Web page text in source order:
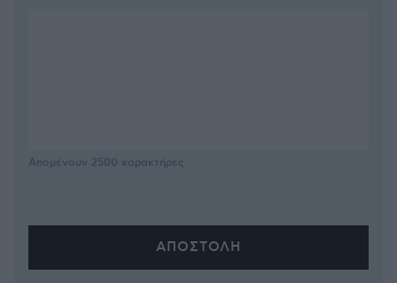
Απομένουν 2500 χαρακτήρες